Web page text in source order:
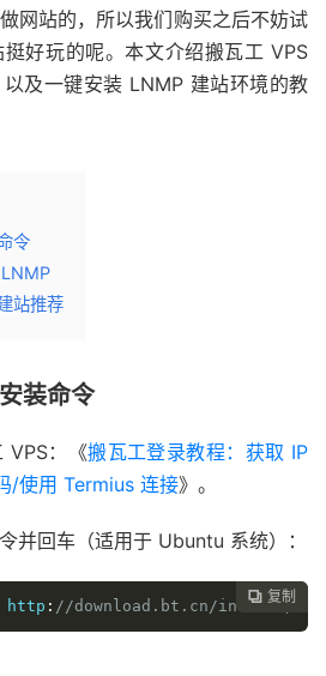
网站的，所以我们购买之后不妨试
好玩的呢。本文介绍搬瓦工 VPS
及一键安装 LNMP 建站环境的教
令
站推荐
装命令
VPS：《搬瓦工登录教程：获取 IP
/使用 Termius 连接》。
并回车（适用于 Ubuntu 系统）：
 复制
http : //download.bt.cn/install/